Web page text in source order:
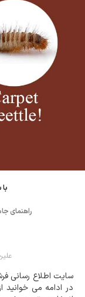
راهنمای
سایت اطلاع رسانی